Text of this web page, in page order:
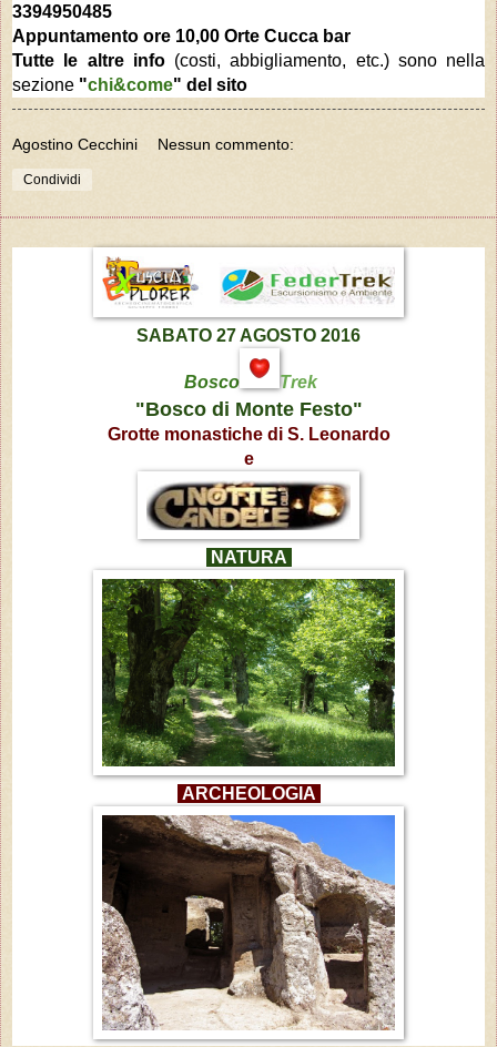
3394950485
Appuntamento ore 10,00 Orte Cucca bar
Tutte le altre info (costi, abbigliamento, etc.) sono nella
sezione "chi&come" del sito
Agostino Cecchini Nessun commento:
Condividi
SABATO 27 AGOSTO 2016
Bosco Trek
"Bosco di Monte Festo"
Grotte monastiche di S. Leonardo
e
NATURA
ARCHEOLOGIA